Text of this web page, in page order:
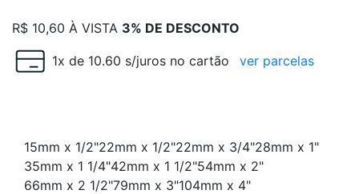
R$ 10,60 À VISTA 3% DE DESCONTO
1x de 10.60 s/juros no cartão ver parcelas
15mm x 1/2"22mm x 1/2"22mm x 3/4"28mm x 1"
35mm x 1 1/4"42mm x 1 1/2"54mm x 2"
66mm x 2 1/2"79mm x 3"104mm x 4"